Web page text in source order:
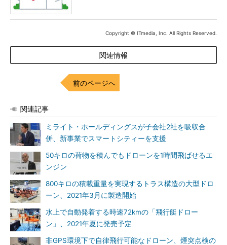
Copyright © ITmedia, Inc. All Rights Reserved.
関連情報
前のページへ
関連記事
ミライト・ホールディングスが子会社2社を吸収合
併、新事業でスマートシティーを支援
50キロの荷物を積んでもドローンを1時間飛ばせるエ
ンジン
800キロの積載重量を実現するトラス構造の大型ドロ
ーン、2021年3月に製造開始
水上で自動発着する時速72kmの「飛行艇ドロー
ン」、2021年夏に発売予定
非GPS環境下で自律飛行可能なドローン、煙突点検の